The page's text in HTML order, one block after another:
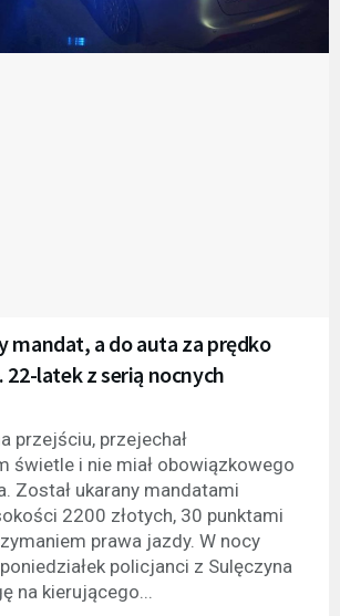
mandat, a do auta za prędko
22-latek z serią nocnych
przejściu, przejechał
świetle i nie miał obowiązkowego
Został ukarany mandatami
2200 złotych, 30 punktami
prawa jazdy. W nocy
policjanci z Sulęczyna
na kierującego...